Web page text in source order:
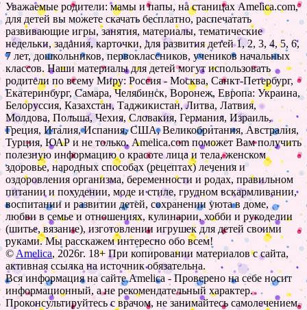
Уважаемые родители: мамы и папы, на станицах Amelica.com,
для детей вы можете скачать бесплатно, распечатать
развивающие игры, занятия, материалы, тематические
недельки, задания, карточки, для развития детей 1, 2, 3, 4, 5, 6,
7 лет, дошкольников, первоклассников, учеников начальных
классов. Наши материалы для детей могут использовать
родители по всему Миру: Россия - Москва, Санкт-Петербург,
Екатеринбург, Самара, Челябинск, Воронеж, Европа: Украина,
Белоруссия, Казахстан, Таджикистан, Литва, Латвия,
Молдова, Польша, Чехия, Словакия, Германия, Израиль,
Греция, Италия, Испания, США, Великобритания, Австралия,
Турция, ЮАР и не только. Amelica.com поможет Вам получить
полезную информацию о красоте лица и тела, женском
здоровье, народных способах (рецептах) лечения и
оздоровления организма, беременности и родах, правильном
питании и похудении, моде и стиле, грудном вскармливании,
воспитании и развитии детей, сохранении уюта в доме,
любви в семье и отношениях, кулинарии, хобби и рукоделии
(шитье, вязание), изготовлении игрушек для детей своими
руками. Мы расскажем интересно обо всем!
© Amelica, 2026г. 18+ При копировании материалов с сайта,
активная ссылка на источник обязательна.
Вся информация на сайте Amelica - Проверено на себе носит
информационный, а не рекомендательный характер.
Проконсультируйтесь с врачом, не занимайтесь самолечением.